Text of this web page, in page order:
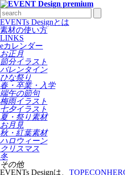
EVENTs Designとは
素材の使い方
LINKS
eカレンダー
お正月
節分イラスト
バレンタイン
ひな祭り
春・卒業・入学
端午の節句
梅雨イラスト
七夕イラスト
夏・祭り素材
お月見
秋・紅葉素材
ハロウィーン
クリスマス
冬
その他
EVENTs Designは、